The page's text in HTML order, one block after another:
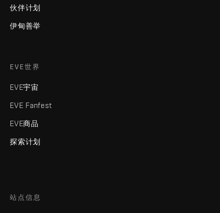
伙伴计划
伊甸善举
EVE世界
EVE宇宙
EVE Fanfest
EVE商品
探索计划
站点信息